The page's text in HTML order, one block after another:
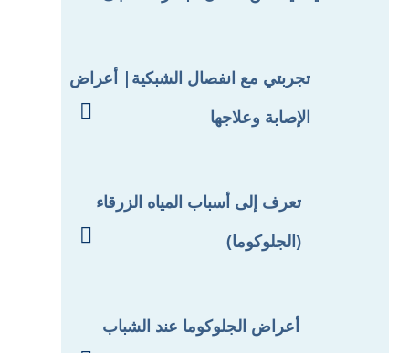
تجربتي مع انفصال الشبكية| أعراض
الإصابة وعلاجها

تعرف إلى أسباب المياه الزرقاء
(الجلوكوما)

أعراض الجلوكوما عند الشباب